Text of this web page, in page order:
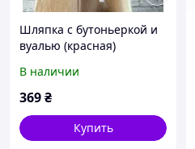
Шляпка с бутоньеркой и
вуалью (красная)
В наличии
369₴
Купить